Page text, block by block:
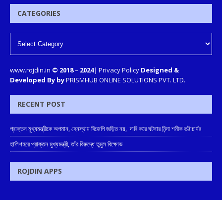
CATEGORIES
www.rojdin.in © 2018– 2024| Privacy Policy Designed &
Developed By byPRISMHUB ONLINE SOLUTIONS PVT. LTD.
RECENT POST
প্রাক্তন মুখ্যমন্ত্রীকে অপমান, হেনস্থায় বিজেপি জড়িত নয়, দাবি করে ঘটনার নিন্দা শমীক ভট্টাচার্যর
হালিশহরে প্রাক্তন মুখ্যমন্ত্রী, তাঁর বিরুদ্ধে তুমুল বিক্ষোভ
ROJDIN APPS